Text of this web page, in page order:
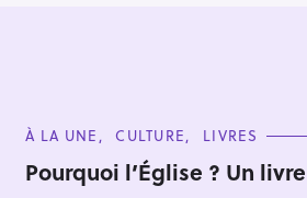
C
T
E
À LA UNE CULTURE LIVRES
Pourquoi l’Église ? Un